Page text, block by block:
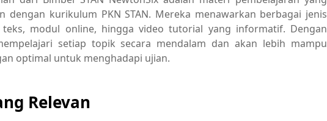
dengan kurikulum PKN STAN. Mereka menawarkan berbagai jenis
modul online, hingga video tutorial yang informatif. Dengan
setiap topik secara mendalam dan akan lebih mampu
optimal untuk menghadapi ujian.
Relevan